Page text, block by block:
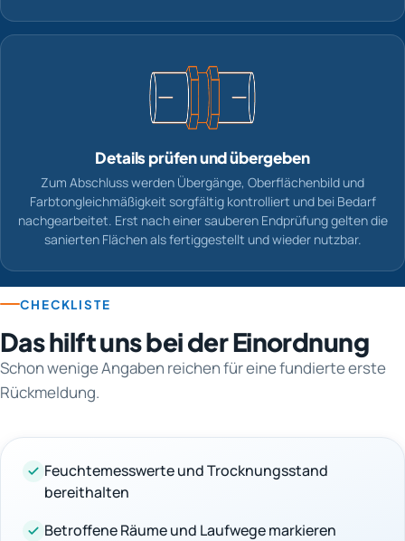
Details prüfen und übergeben
Zum Abschluss werden Übergänge, Oberflächenbild und
Farbtongleichmäßigkeit sorgfältig kontrolliert und bei Bedarf
nachgearbeitet. Erst nach einer sauberen Endprüfung gelten die
sanierten Flächen als fertiggestellt und wieder nutzbar.
CHECKLISTE
Das hilft uns bei der Einordnung
Schon wenige Angaben reichen für eine fundierte erste
Rückmeldung.
Feuchtemesswerte und Trocknungsstand
bereithalten
Betroffene Räume und Laufwege markieren